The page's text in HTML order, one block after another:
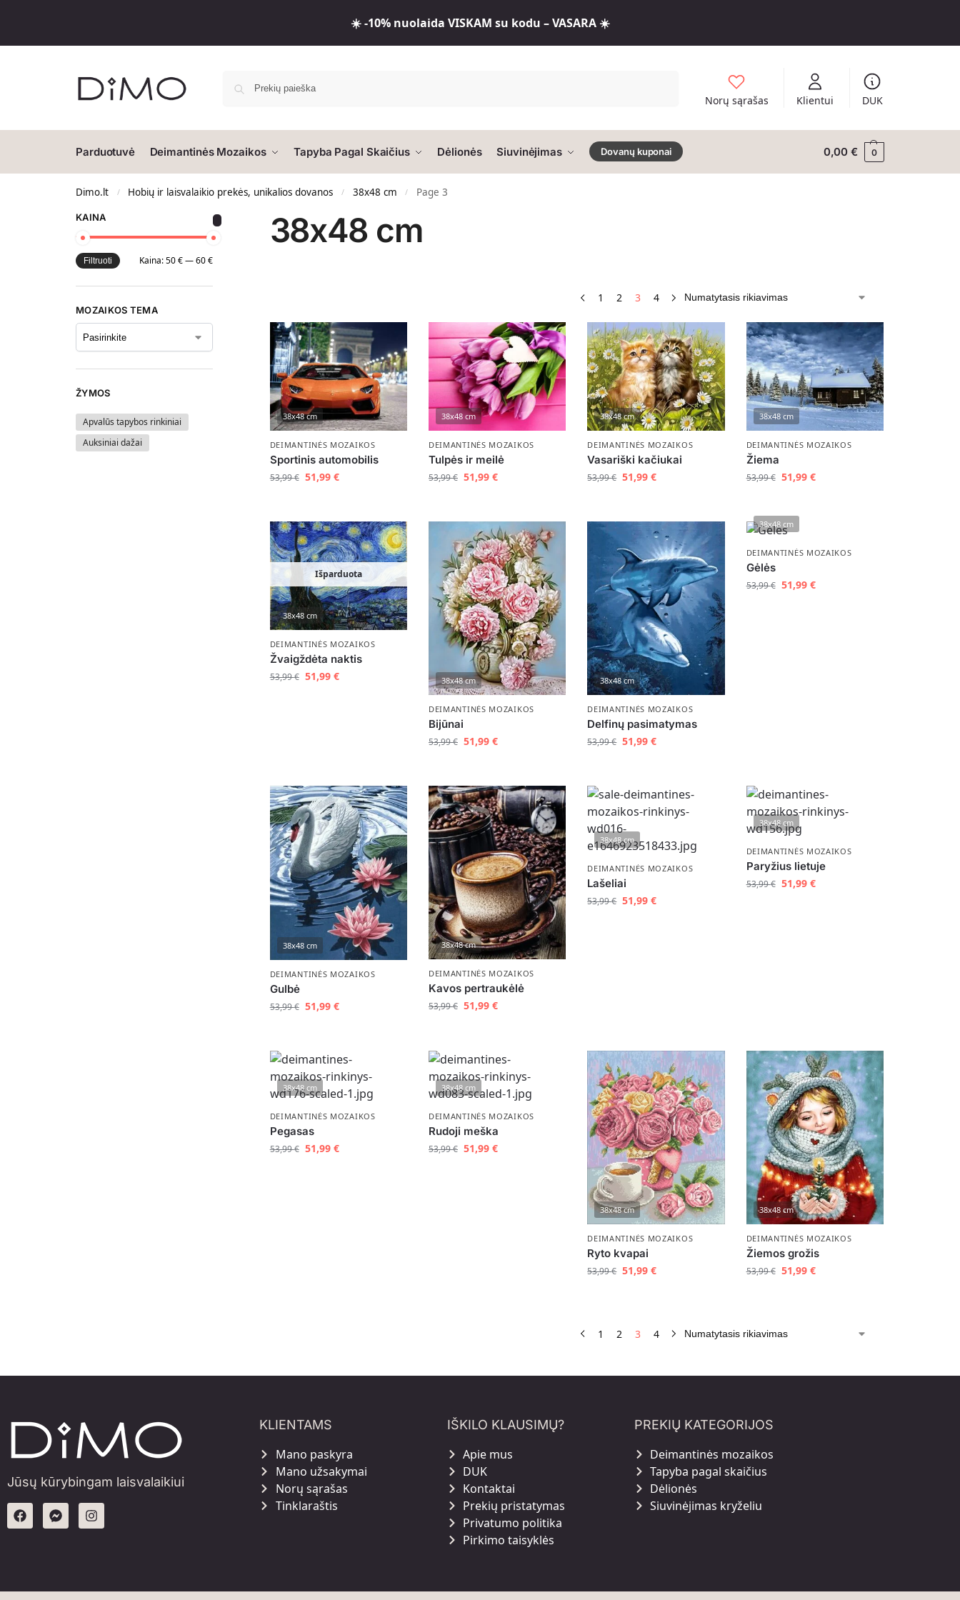
☀️ -10% nuolaida VISKAM su kodu – VASARA ☀️
Norų sąrašas Klientui DUK
Parduotuvė Deimantinės Mozaikos Tapyba Pagal Skaičius Dėlionės Siuvinėjimas Dovanų kuponai 0,00€ 0
Dimo.lt / Hobių ir laisvalaikio prekės, unikalios dovanos / 38x48 cm / Page 3
38x48 cm
1 2 3 4
38x48 cm
DEIMANTINĖS MOZAIKOS
Sportinis automobilis
53,99€ 51,99 €
38x48 cm
DEIMANTINĖS MOZAIKOS
Tulpės ir meilė
53,99€ 51,99 €
38x48 cm
DEIMANTINĖS MOZAIKOS
Vasariški kačiukai
53,99€ 51,99€
38x48 cm
DEIMANTINĖS MOZAIKOS
Žiema
53,99€ 51,99 €
38x48 cm
Išparduota
DEIMANTINĖS MOZAIKOS
Žvaigždėta naktis
53,99€ 51,99 € 38x48 cm
DEIMANTINĖS MOZAIKOS
Bijūnai
53,99€ 51,99 €
38x48 cm
DEIMANTINĖS MOZAIKOS
Delfinų pasimatymas
53,99€ 51,99€
38x48 cm
DEIMANTINĖS MOZAIKOS
Gėlės
53,99€ 51,99 €
38x48 cm
DEIMANTINĖS MOZAIKOS
Gulbė
53,99€ 51,99 €
38x48 cm
DEIMANTINĖS MOZAIKOS
Kavos pertraukėlė
53,99€ 51,99 €
38x48 cm
DEIMANTINĖS MOZAIKOS
Lašeliai
53,99€ 51,99€
38x48 cm
DEIMANTINĖS MOZAIKOS
Paryžius lietuje
53,99€ 51,99 €
38x48 cm
DEIMANTINĖS MOZAIKOS
Pegasas
53,99€ 51,99 €
38x48 cm
DEIMANTINĖS MOZAIKOS
Rudoji meška
53,99€ 51,99 €
38x48 cm
DEIMANTINĖS MOZAIKOS
Ryto kvapai
53,99€ 51,99€
38x48 cm
DEIMANTINĖS MOZAIKOS
Žiemos grožis
53,99€ 51,99 €
1 2 3 4
KAINA
Filtruoti Kaina:50 €—60 €
MOZAIKOS TEMA
ŽYMOS
Apvalūs tapybos rinkiniai
Auksiniai dažai
Jūsų kūrybingam laisvalaikiui
KLIENTAMS
Mano paskyra
Mano užsakymai
Norų sąrašas
Tinklaraštis
IŠKILO KLAUSIMŲ?
Apie mus
DUK
Kontaktai
Prekių pristatymas
Privatumo politika
Pirkimo taisyklės
PREKIŲ KATEGORIJOS
Deimantinės mozaikos
Tapyba pagal skaičius
Dėlionės
Siuvinėjimas kryželiu